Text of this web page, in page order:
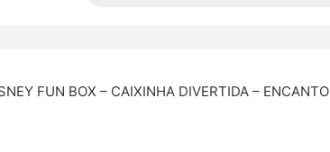
FUN BOX – CAIXINHA DIVERTIDA – ENCANTO